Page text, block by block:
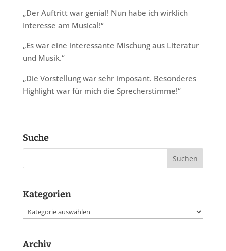
„Der Auftritt war genial! Nun habe ich wirklich
Interesse am Musical!“
„Es war eine interessante Mischung aus Literatur
und Musik.“
„Die Vorstellung war sehr imposant. Besonderes
Highlight war für mich die Sprecherstimme!“
Suche
Kategorien
Kategorien
Archiv